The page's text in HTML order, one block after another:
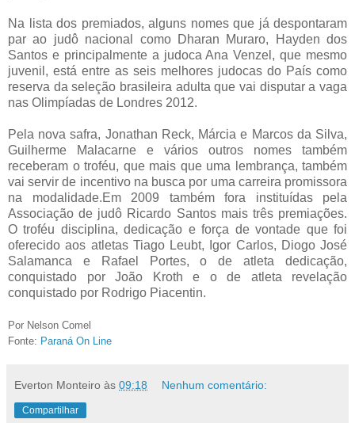
Na lista dos premiados, alguns nomes que já despontaram
par ao judô nacional como Dharan Muraro, Hayden dos
Santos e principalmente a judoca Ana Venzel, que mesmo
juvenil, está entre as seis melhores judocas do País como
reserva da seleção brasileira adulta que vai disputar a vaga
nas Olimpíadas de Londres 2012.
Pela nova safra, Jonathan Reck, Márcia e Marcos da Silva,
Guilherme Malacarne e vários outros nomes também
receberam o troféu, que mais que uma lembrança, também
vai servir de incentivo na busca por uma carreira promissora
na modalidade.Em 2009 também fora instituídas pela
Associação de judô Ricardo Santos mais três premiações.
O troféu disciplina, dedicação e força de vontade que foi
oferecido aos atletas Tiago Leubt, Igor Carlos, Diogo José
Salamanca e Rafael Portes, o de atleta dedicação,
conquistado por João Kroth e o de atleta revelação
conquistado por Rodrigo Piacentin.
Por Nelson Comel
Fonte: Paraná On Line
Everton Monteiro às 09:18 Nenhum comentário:
Compartilhar